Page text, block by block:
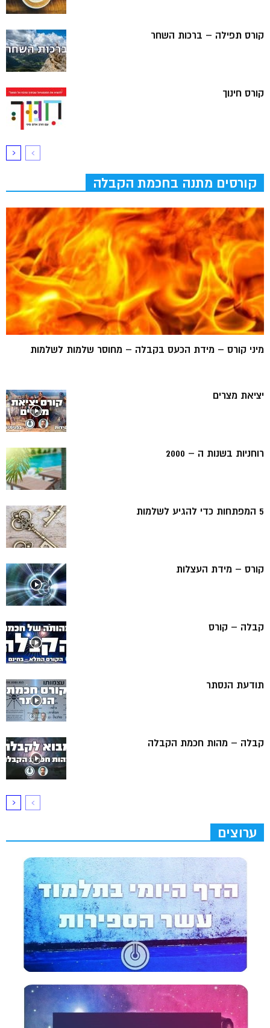
קורס תפילה – ברכות השחר
קורס חינוך
קורסים מתנה בחכמת הקבלה
מיני קורס – מידת הכעס בקבלה – מחוסר שלמות לשלמות
יציאת מצרים
רוחניות בשנות ה – 2000
5 המפתחות כדי להגיע לשלמות
קורס – מידת העצלות
קבלה – קורס
תודעת הנסתר
קבלה – מהות חכמת הקבלה
ערוצים